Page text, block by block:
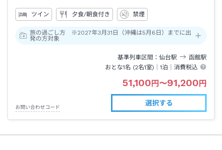
ツイン 夕食/朝食付き 禁煙
旅の過ごし方 ※2027年3月31日（沖縄は5月6日）までに出
発の方対象
基準列車区間 仙台駅 函館駅
おとな1名 (2名1室)｜1泊 ｜消費税込
51,100円〜91,200円
お問い合わせコード
選択する